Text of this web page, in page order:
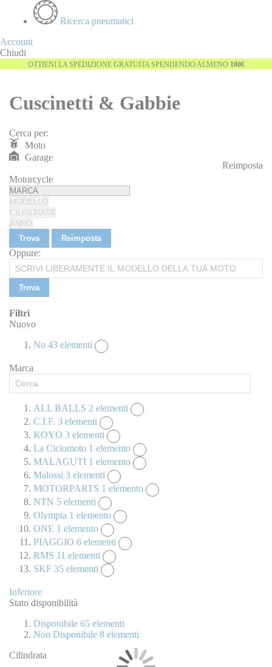
Ricerca pneumatici
Account
Chiudi
OTTIENI LA SPEDIZIONE GRATUITA SPENDENDO ALMENO 100€
Cuscinetti & Gabbie
Cerca per:
Moto
Garage
Reimposta
Motorcycle
Trova Reimposta
Oppure:
Trova
Filtri
Nuovo
No 43 elementi
Marca
ALL BALLS 2 elementi
C.I.F. 3 elementi
KOYO 3 elementi
La Ciclomoto 1 elemento
MALAGUTI 1 elemento
Malossi 3 elementi
MOTORPARTS 1 elemento
NTN 5 elementi
Olympia 1 elemento
ONE 1 elemento
PIAGGIO 6 elementi
RMS 11 elementi
SKF 35 elementi
Inferiore
Stato disponibilità
Disponibile 65 elementi
Non Disponibile 8 elementi
Cilindrata